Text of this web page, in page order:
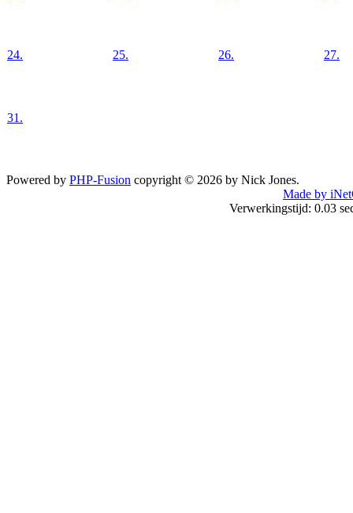
24. 25. 26. 27.
31.
Powered by PHP-Fusion copyright © 2026 by Nick Jones.
Made by
Verwerkingstijd: 0.03